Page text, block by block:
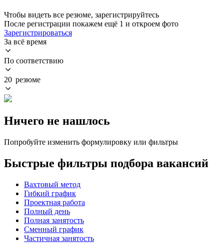
Чтобы видеть все резюме, зарегистрируйтесь
После регистрации покажем ещё 1 и откроем фото
Зарегистрироваться
За всё время
По соответствию
20 резюме
Ничего не нашлось
Попробуйте изменить формулировку или фильтры
Быстрые фильтры подбора вакансий
Вахтовый метод
Гибкий график
Проектная работа
Полный день
Полная занятость
Сменный график
Частичная занятость